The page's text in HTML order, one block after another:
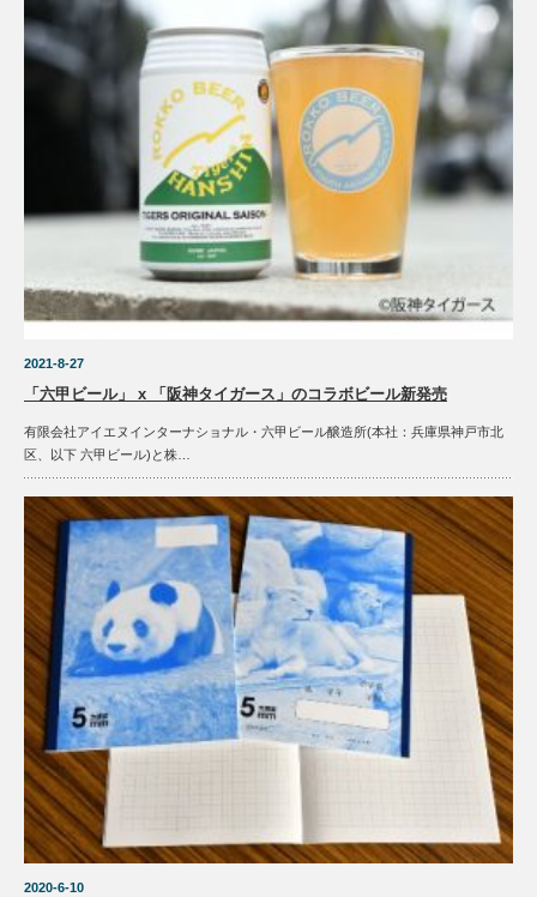
2021-8-27
「六甲ビール」 x 「阪神タイガース」のコラボビール新発売
有限会社アイエヌインターナショナル・六甲ビール醸造所(本社：兵庫県神戸市北
区、以下 六甲ビール)と株…
2020-6-10